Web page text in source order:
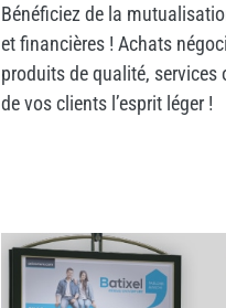
Bénéficiez de la
et financières ! Achats
produits de qualité,
de vos clients l’esprit léger !